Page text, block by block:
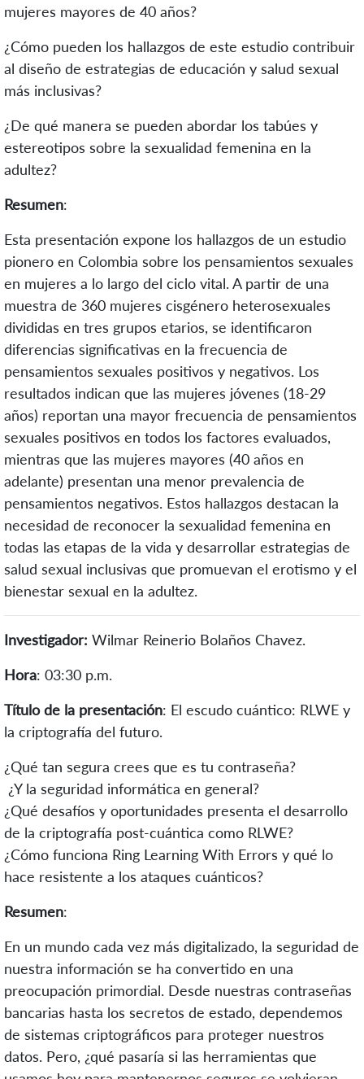
mujeres mayores de 40 años?
¿Cómo pueden los hallazgos de este estudio contribuir
al diseño de estrategias de educación y salud sexual
más inclusivas?
¿De qué manera se pueden abordar los tabúes y
estereotipos sobre la sexualidad femenina en la
adultez?
Resumen:
Esta presentación expone los hallazgos de un estudio
pionero en Colombia sobre los pensamientos sexuales
en mujeres a lo largo del ciclo vital. A partir de una
muestra de 360 mujeres cisgénero heterosexuales
divididas en tres grupos etarios, se identificaron
diferencias significativas en la frecuencia de
pensamientos sexuales positivos y negativos. Los
resultados indican que las mujeres jóvenes (18-29
años) reportan una mayor frecuencia de pensamientos
sexuales positivos en todos los factores evaluados,
mientras que las mujeres mayores (40 años en
adelante) presentan una menor prevalencia de
pensamientos negativos. Estos hallazgos destacan la
necesidad de reconocer la sexualidad femenina en
todas las etapas de la vida y desarrollar estrategias de
salud sexual inclusivas que promuevan el erotismo y el
bienestar sexual en la adultez.
Investigador: Wilmar Reinerio Bolaños Chavez.
Hora: 03:30 p.m.
Título de la presentación: El escudo cuántico: RLWE y
la criptografía del futuro.
¿Qué tan segura crees que es tu contraseña?
¿Y la seguridad informática en general?
¿Qué desafíos y oportunidades presenta el desarrollo
de la criptografía post-cuántica como RLWE?
¿Cómo funciona Ring Learning With Errors y qué lo
hace resistente a los ataques cuánticos?
Resumen:
En un mundo cada vez más digitalizado, la seguridad de
nuestra información se ha convertido en una
preocupación primordial. Desde nuestras contraseñas
bancarias hasta los secretos de estado, dependemos
de sistemas criptográficos para proteger nuestros
datos. Pero, ¿qué pasaría si las herramientas que